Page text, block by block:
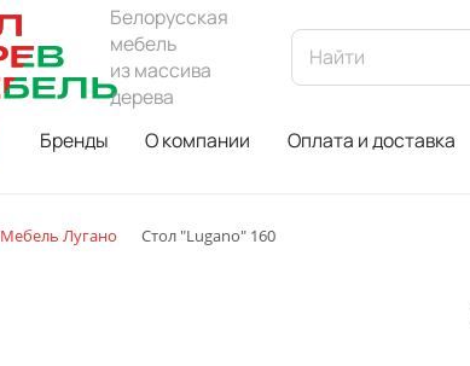
Белорусская
мебель
из массива
дерева
Бренды О компании Оплата и доставка
Мебель Лугано Стол "Lugano" 160